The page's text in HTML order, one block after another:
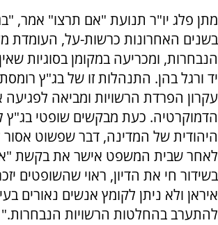
מתן פלג יו"ר תנועת "אם תרצו" אמר,
בשנים האחרונות כרשות-על, העומדת
הנבחרות, ומכריעה במקומן בסוגיות
יד ורגל בהן. התנהלות זו של בג"ץ
עקרון הפרדת הרשויות ומביאה לפגיעה
הדמוקרטיה. כעת מבקשים שופטי בג"ץ
היהודית של המדינה, דבר שפשוט
לאחר שבית המשפט אישר את בקשת
בשידור חי את הדיון, ראוי שהשופטים
איראן ולא ניתן לקומץ אנשים נאורים
להתערב בהחלטות הרשויות הנבחרות."